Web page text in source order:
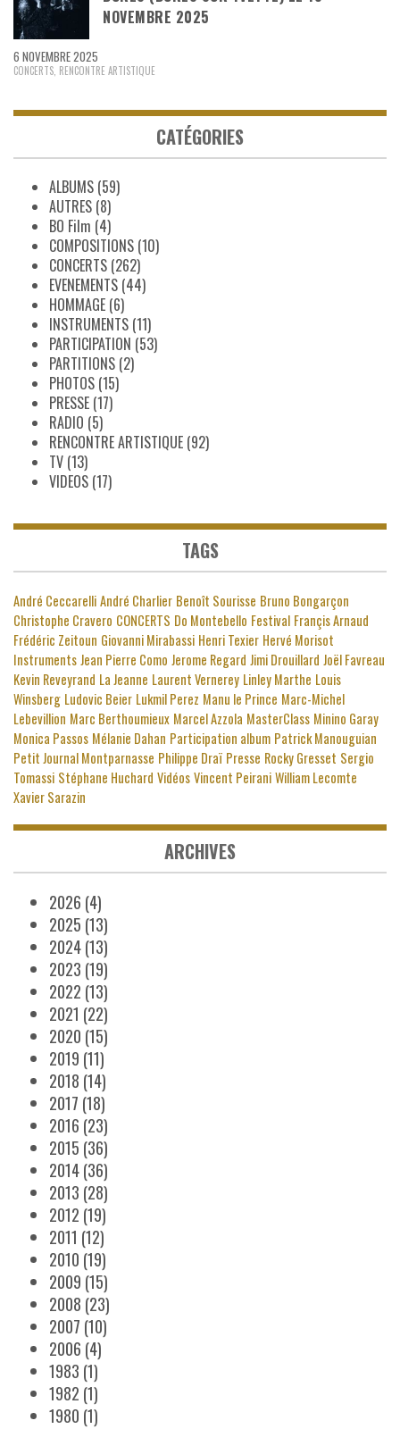
NOVEMBRE 2025
6 NOVEMBRE 2025
CONCERTS, RENCONTRE ARTISTIQUE
CATÉGORIES
ALBUMS (59)
AUTRES (8)
BO Film (4)
COMPOSITIONS (10)
CONCERTS (262)
EVENEMENTS (44)
HOMMAGE (6)
INSTRUMENTS (11)
PARTICIPATION (53)
PARTITIONS (2)
PHOTOS (15)
PRESSE (17)
RADIO (5)
RENCONTRE ARTISTIQUE (92)
TV (13)
VIDEOS (17)
TAGS
André CeccarelliAndré Charlier Benoît Sourisse Bruno Bongarçon
Christophe Cravero CONCERTS Do Montebello Festival Françis Arnaud
Frédéric Zeitoun Giovanni Mirabassi Henri Texier Hervé Morisot
InstrumentsJean Pierre Como Jerome Regard Jimi Drouillard Joël Favreau
Kevin Reveyrand La Jeanne Laurent Vernerey Linley Marthe Louis
Winsberg Ludovic Beier Lukmil Perez Manu le Prince Marc-Michel
Lebevillion Marc Berthoumieux Marcel Azzola MasterClass Minino Garay
Monica Passos Mélanie Dahan Participation album Patrick Manouguian
Petit Journal Montparnasse Philippe Draï Presse Rocky Gresset Sergio
Tomassi Stéphane Huchard VidéosVincent PeiraniWilliam Lecomte
Xavier Sarazin
ARCHIVES
2026 (4)
2025 (13)
2024(13)
2023 (19)
2022 (13)
2021 (22)
2020 (15)
2019 (11)
2018 (14)
2017 (18)
2016 (23)
2015 (36)
2014(36)
2013 (28)
2012 (19)
2011 (12)
2010 (19)
2009 (15)
2008 (23)
2007 (10)
2006 (4)
1983 (1)
1982 (1)
1980 (1)